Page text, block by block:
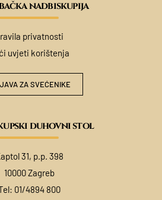
nadbiskupija
privatnosti
uvjeti korištenja
ZA SVEĆENIKE
duhovni stol
31, p.p. 398
10000 Zagreb
01/4894 800